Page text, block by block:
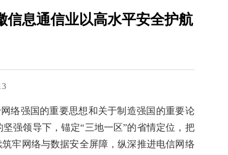
信息通信业以高水平安全护航
络强国的重要思想和关于制造强国的重要论
坚强领导下，锚定“三地一区”的省情定位，把
牢网络与数据安全屏障，纵深推进电信网络